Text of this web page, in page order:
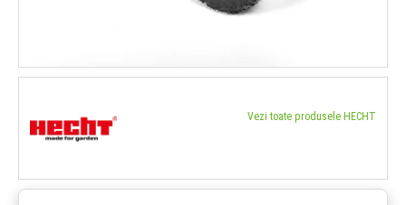
Vezi toate produsele HECHT